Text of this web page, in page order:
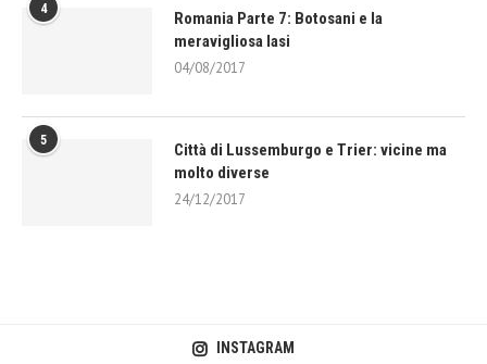
4
Romania Parte 7: Botosani e la
meravigliosa Iasi
04/08/2017
5
Città di Lussemburgo e Trier: vicine ma
molto diverse
24/12/2017
INSTAGRAM